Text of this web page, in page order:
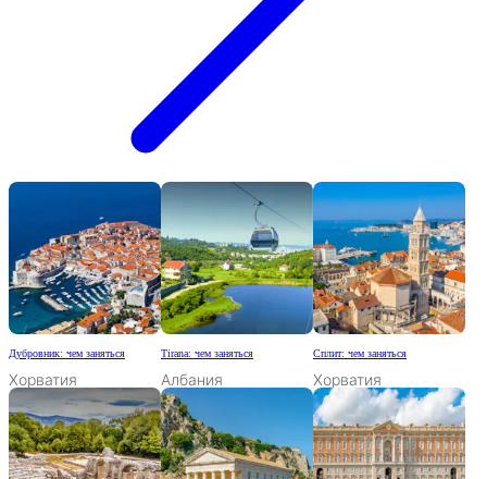
Дубровник: чем заняться
Хорватия
Tirana: чем заняться
Албания
Сплит: чем заняться
Хорватия